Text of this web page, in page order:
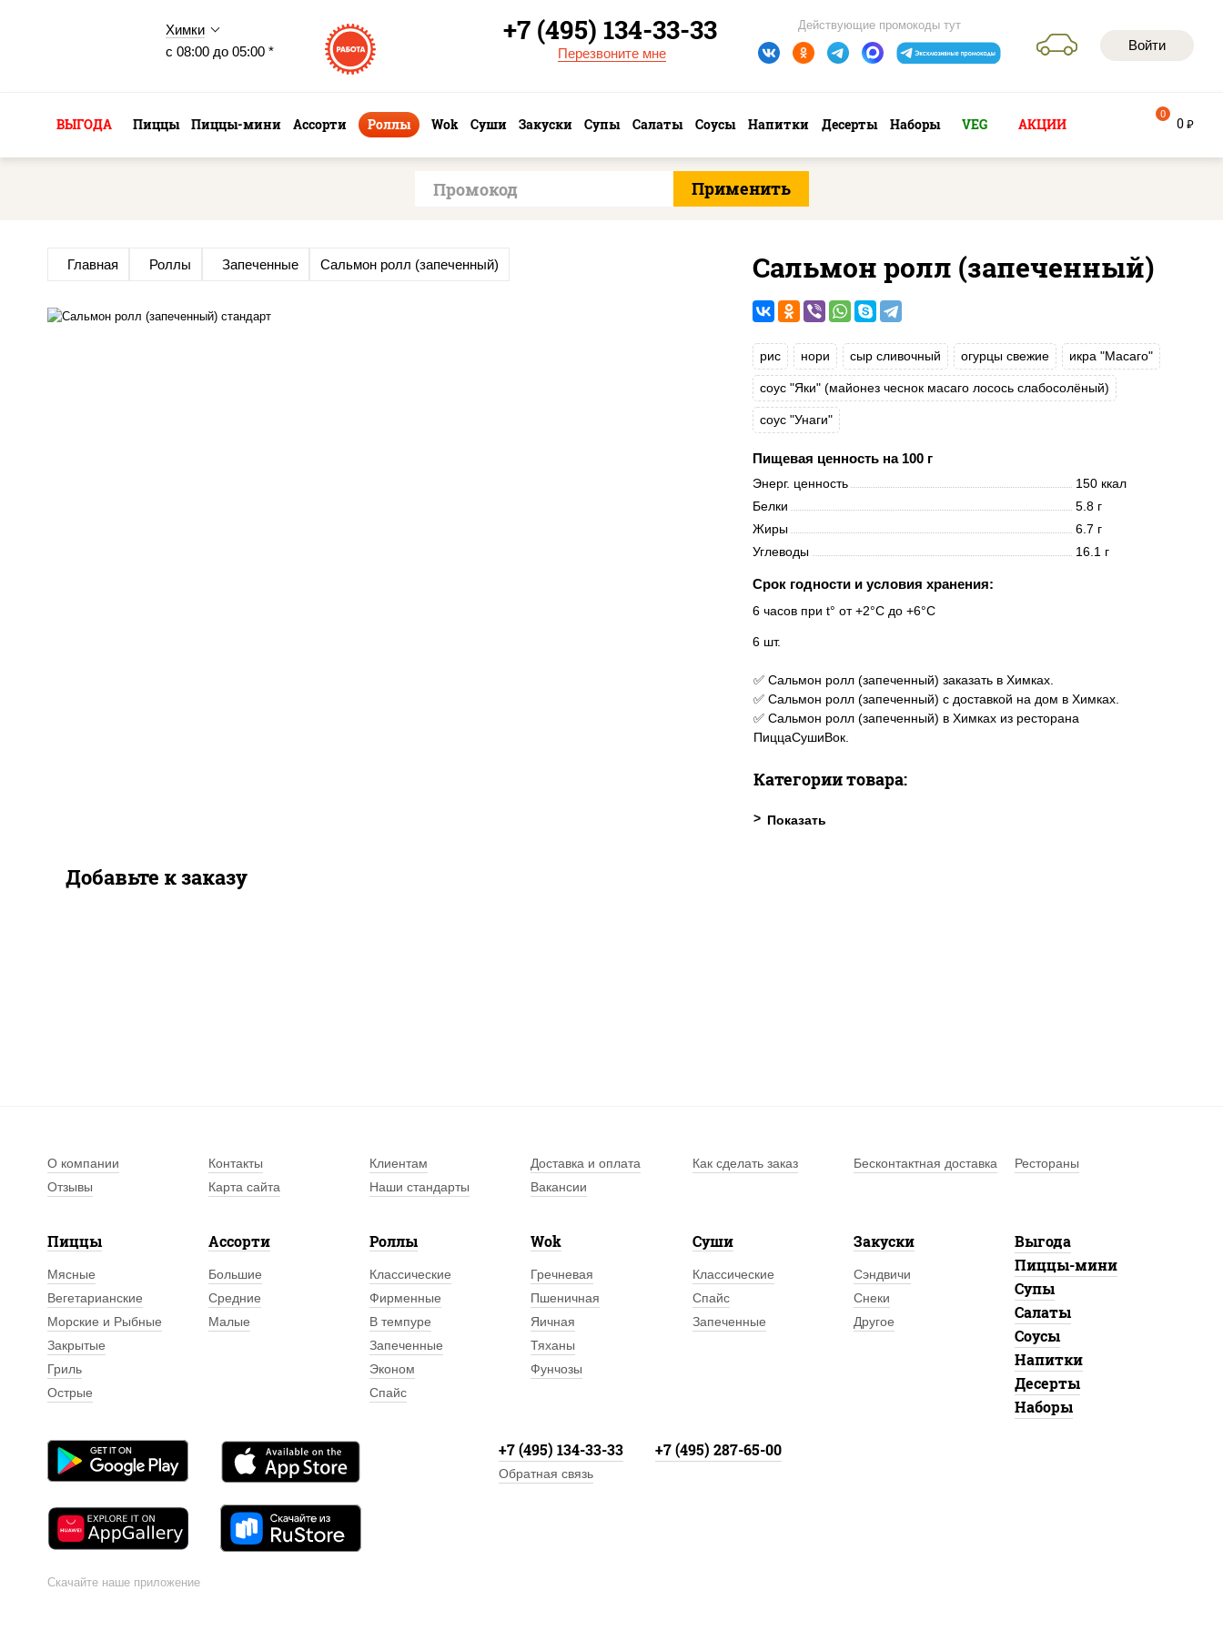
Химки
с 08:00 до 05:00 *
Войти
Действующие промокоды тут
+7 (495) 134-33-33
Перезвоните мне
ВЫГОДА Пиццы Пиццы-мини Ассорти Роллы Wok Суши Закуски Супы Салаты Соусы Напитки Десерты Наборы VEG АКЦИИ 0 руб
0
Главная Роллы Запеченные Сальмон ролл (запеченный) Сальмон ролл (запеченный)
рис нори сыр сливочный огурцы свежие икра "Масаго"
соус "Яки" (майонез чеснок масаго лосось слабосолёный)
соус "Унаги"
Пищевая ценность на 100 г
Энерг. ценность
150 ккал
Белки
5.8 г
Жиры
6.7 г
Углеводы
16.1 г
Срок годности и условия хранения:
6 часов при t° от +2°C до +6°C
6 шт.
✅ Сальмон ролл (запеченный) заказать в Химках.
✅ Сальмон ролл (запеченный) с доставкой на дом в Химках.
✅ Сальмон ролл (запеченный) в Химках из ресторана
ПиццаСушиВок.
Категории товара:
Добавьте к заказу
О компании Контакты Клиентам Доставка и оплата Как сделать заказ Бесконтактная доставка
Рестораны
Отзывы
Карта сайта Наши стандарты Вакансии
Пиццы
Мясные
Вегетарианские
Морские и Рыбные
Закрытые
Гриль
Острые
Ассорти
Большие
Средние
Малые
Роллы
Классические
Фирменные
В темпуре
Запеченные
Эконом
Спайс
Wok
Гречневая
Пшеничная
Яичная
Тяханы
Фунчозы
Суши
Классические
Спайс
Запеченные
Закуски
Сэндвичи
Снеки
Другое
Выгода
Пиццы-мини
Супы
Салаты
Соусы
Напитки
Десерты
Наборы
Скачайте наше приложение
+7 (495) 134-33-33 +7 (495) 287-65-00
Обратная связь